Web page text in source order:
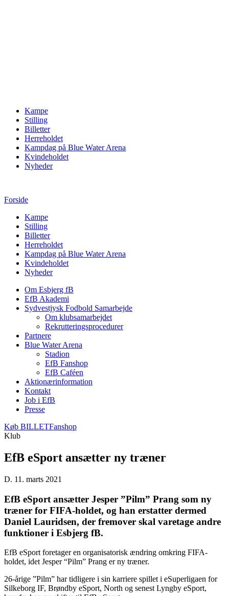
Kampe
Stilling
Billetter
Herreholdet
Kampdag på Blue Water Arena
Kvindeholdet
Nyheder
Forside
Kampe
Stilling
Billetter
Herreholdet
Kampdag på Blue Water Arena
Kvindeholdet
Nyheder
Om Esbjerg fB
EfB Akademi
Sydvestjysk Fodbold Samarbejde
Om klubsamarbejdet
Rekrutteringsprocedurer
Partnere
Blue Water Arena
Stadion
EfB Fanshop
EfB Caféen
Aktionærinformation
Kontakt
Job i EfB
Presse
Køb BILLETFanshop
Klub
EfB eSport ansætter ny træner
D. 11. marts 2021
EfB eSport ansætter Jesper ”Pilm” Prang som ny
træner for FIFA-holdet, og han erstatter dermed
Daniel Lauridsen, der fremover skal varetage andre
funktioner i Esbjerg fB.
EfB eSport foretager en organisatorisk ændring omkring FIFA-
holdet, idet Jesper “Pilm” Prang er ny træner.
26-årige ”Pilm” har tidligere i sin karriere spillet i eSuperligaen for
Silkeborg IF, Brøndby eSport, North og senest Lyngby eSport,